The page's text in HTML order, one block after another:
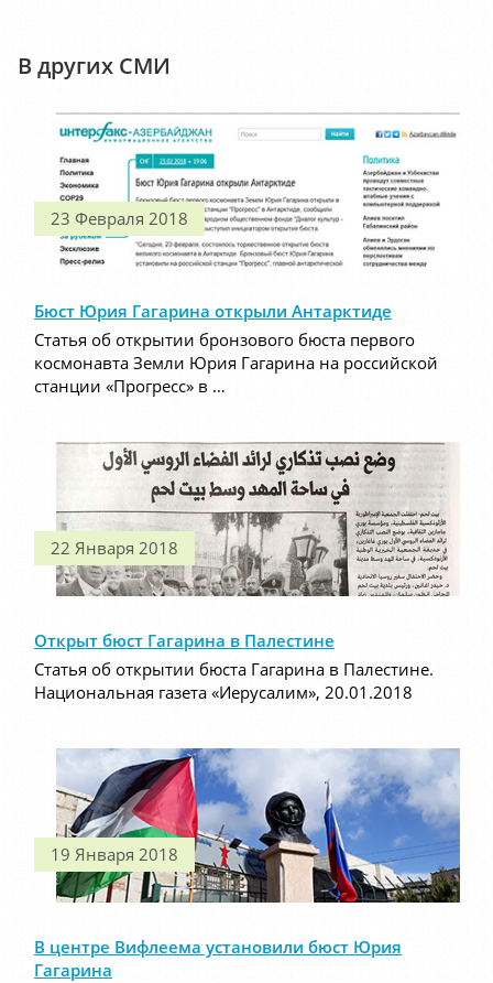
В других СМИ
23 Февраля 2018
Бюст Юрия Гагарина открыли Антарктиде
Статья об открытии бронзового бюста первого
космонавта Земли Юрия Гагарина на российской
станции «Прогресс» в …
22 Января 2018
Открыт бюст Гагарина в Палестине
Статья об открытии бюста Гагарина в Палестине.
Национальная газета «Иерусалим», 20.01.2018
19 Января 2018
В центре Вифлеема установили бюст Юрия
Гагарина